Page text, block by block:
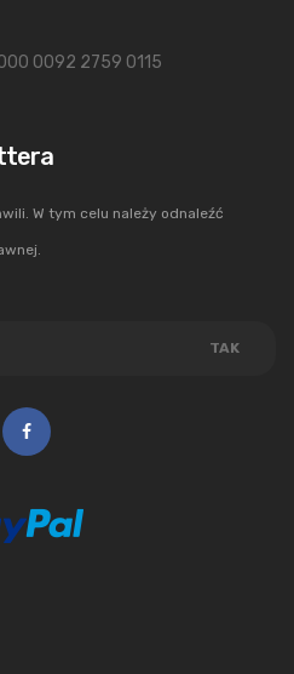
0092 2759 0115
W tym celu należy odnaleźć